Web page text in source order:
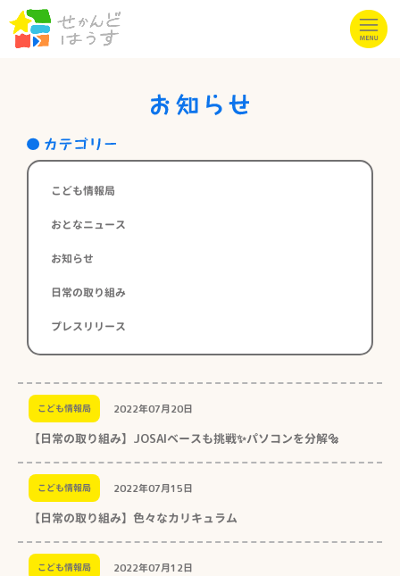
こども情報局
おとなニュース
お知らせ
日常の取り組み
プレスリリース
こども情報局 2022年07月20日
【日常の取り組み】JOSAIベースも挑戦✨パソコンを分解🔩
こども情報局 2022年07月15日
【日常の取り組み】色々なカリキュラム
こども情報局 2022年07月12日